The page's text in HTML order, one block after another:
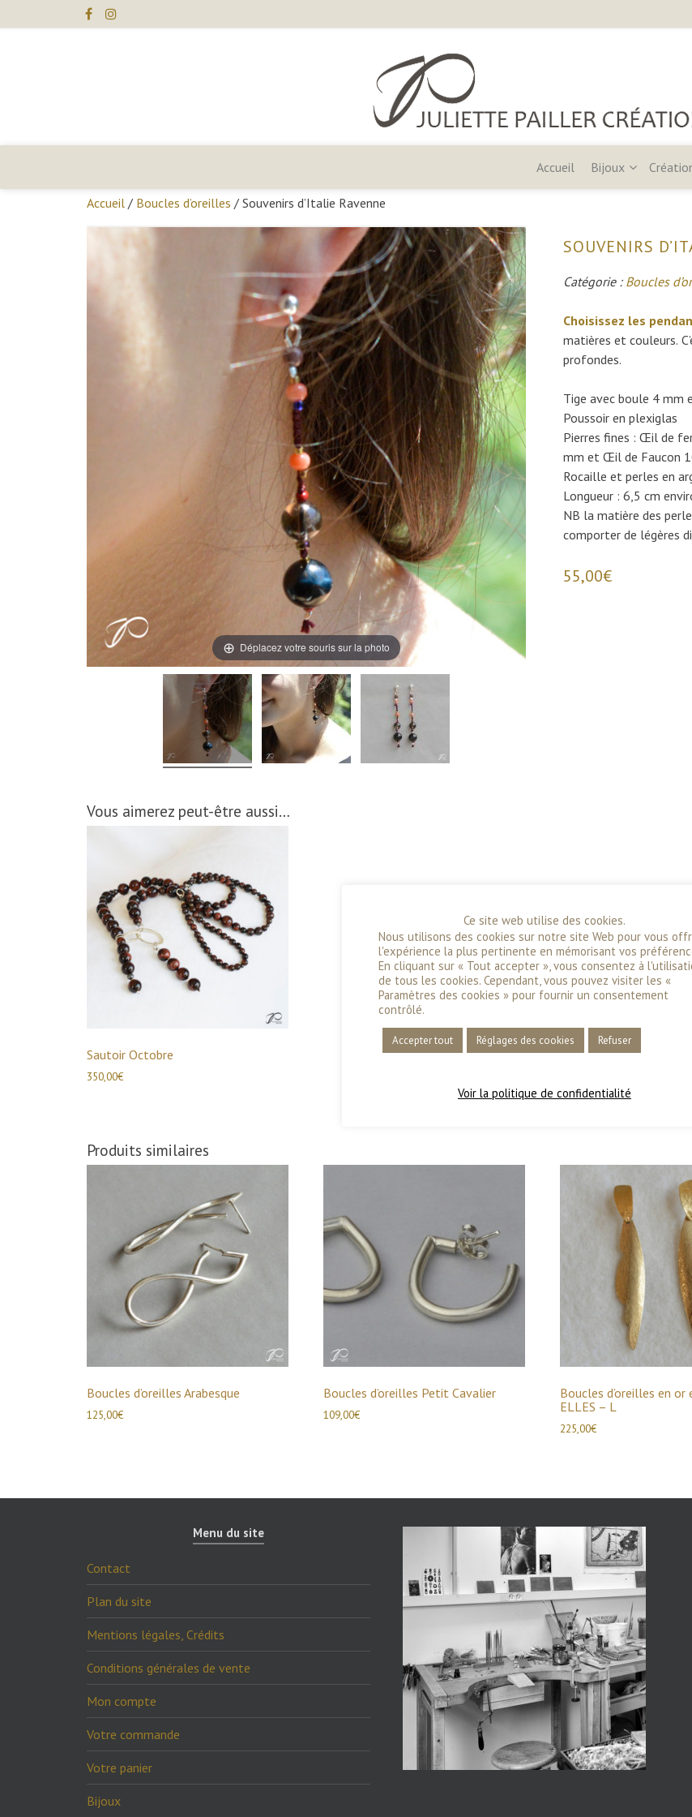
to
Juliette
Créations
Accueil Bijoux
Accueil / Boucles d’oreilles / Souvenirs d’Italie Ravenne
Déplacez votre souris sur la photo
SOUVENIRS
Catégorie : Boucles
Choisissez les
matières et couleurs.
profondes.
Tige avec boule 4 mm
Poussoir en plexiglas
Pierres fines : Œil de
mm et Œil de Faucon
Rocaille et perles en
Longueur : 6,5 cm
NB la matière des
comporter de légères
55,00€
Vous aimerez peut-être aussi…
Sautoir Octobre
350,00€
Produits similaires
Boucles d’oreilles Arabesque
125,00€
Boucles d’oreilles Petit Cavalier
109,00€
Boucles d’oreilles en
ELLES – L
225,00€
Menu du site
Contact
Plan du site
Mentions légales, Crédits
Conditions générales de vente
Mon compte
Votre commande
Votre panier
Bijoux
Ce site web utilise des cookies.
Nous utilisons des cookies sur notre site Web pour vous
l'expérience la plus pertinente en mémorisant vos
En cliquant sur « Tout accepter », vous consentez à
de tous les cookies. Cependant, vous pouvez visiter les «
Paramètres des cookies » pour fournir un consentement
contrôlé.
Accepter tout Réglages des cookies Refuser
Voir la politique de confidentialité